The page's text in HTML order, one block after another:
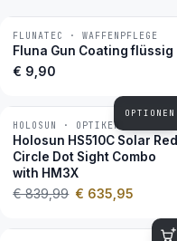
BESTSELLER
FLUNATEC · WAFFENPFLEGE
Fluna Gun Coating flüssig
€ 9,90
OPTIONEN
−24 %
HOLOSUN · OPTIKEN
Holosun HS510C Solar Red
Circle Dot Sight Combo
with HM3X
€ 839,99 € 635,95